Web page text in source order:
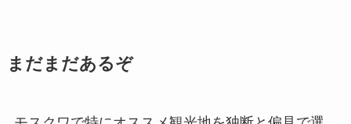
まだまだあるぞ